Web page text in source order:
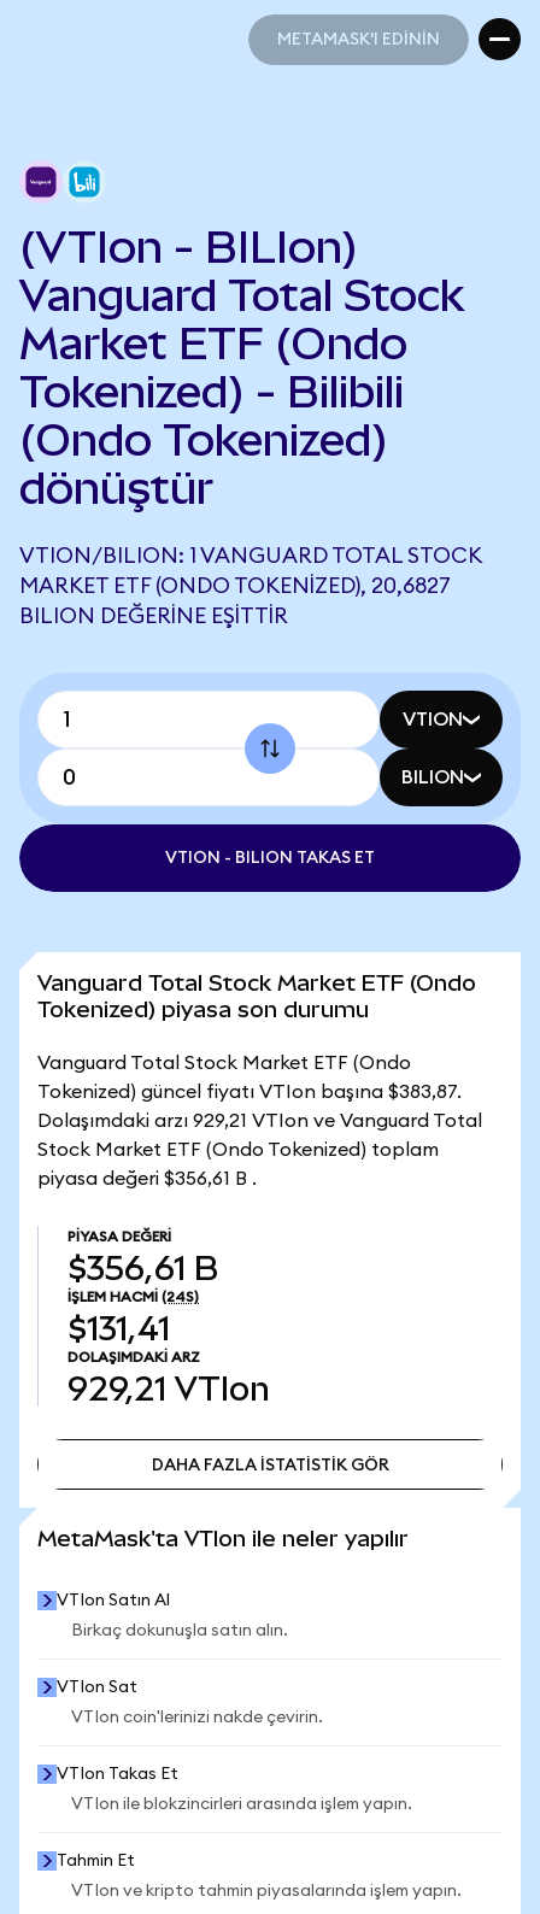
METAMASK'I EDİNİN
(VTIon - BILIon)
Vanguard Total Stock
Market ETF (Ondo
Tokenized) - Bilibili
(Ondo Tokenized)
dönüştür
VTION/BILION: 1 VANGUARD TOTAL STOCK
MARKET ETF (ONDO TOKENIZED), 20,6827
BILION DEĞERINE EŞITTIR
VTION
BILION
VTION - BILION TAKAS ET
Vanguard Total Stock Market ETF (Ondo
Tokenized) piyasa son durumu
Vanguard Total Stock Market ETF (Ondo
Tokenized) güncel fiyatı VTIon başına $383,87.
Dolaşımdaki arzı 929,21 VTIon ve Vanguard Total
Stock Market ETF (Ondo Tokenized) toplam
piyasa değeri $356,61 B .
PIYASA DEĞERI
$356,61 B
İŞLEM HACMI (24S)
$131,41
DOLAŞIMDAKI ARZ
929,21 VTIon
DAHA FAZLA İSTATİSTİK GÖR
MetaMask'ta VTIon ile neler yapılır
VTIon Satın Al
Birkaç dokunuşla satın alın.
VTIon Sat
VTIon coin'lerinizi nakde çevirin.
VTIon Takas Et
VTIon ile blokzincirleri arasında işlem yapın.
Tahmin Et
VTIon ve kripto tahmin piyasalarında işlem yapın.